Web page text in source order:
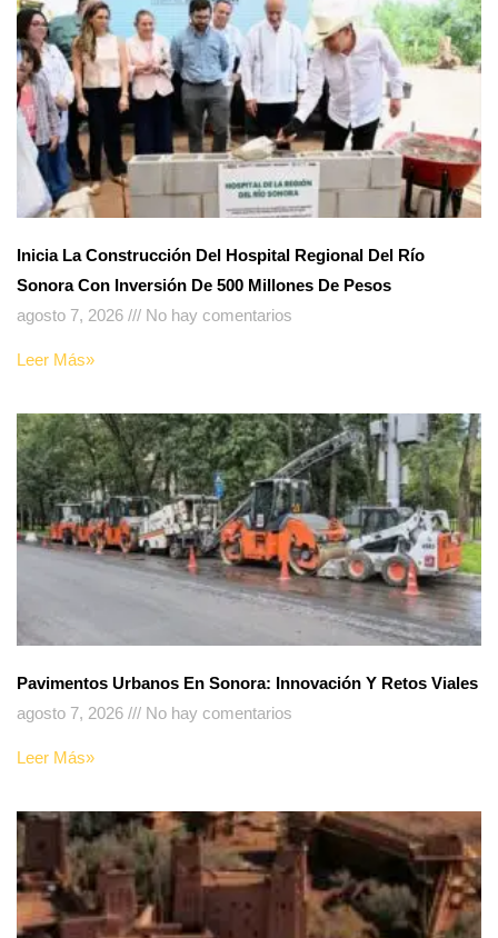
Inicia La Construcción Del Hospital Regional Del Río
Sonora Con Inversión De 500 Millones De Pesos
agosto 7, 2026
No hay comentarios
Leer Más»
Pavimentos Urbanos En Sonora: Innovación Y Retos Viales
agosto 7, 2026
No hay comentarios
Leer Más»